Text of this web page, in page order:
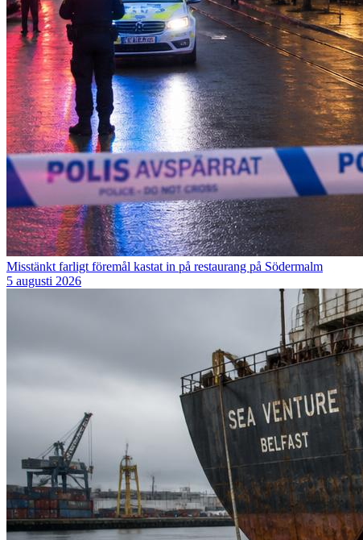
Misstänkt farligt föremål kastat in på restaurang på Södermalm
5 augusti 2026